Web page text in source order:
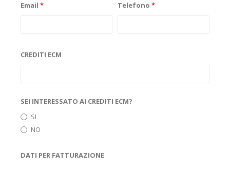
Email * Telefono *
CREDITI ECM
SEI INTERESSATO AI CREDITI ECM?
SI
NO
DATI PER FATTURAZIONE